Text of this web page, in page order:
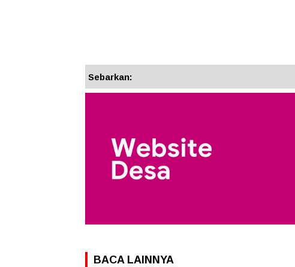
Sebarkan:
BACA LAINNYA